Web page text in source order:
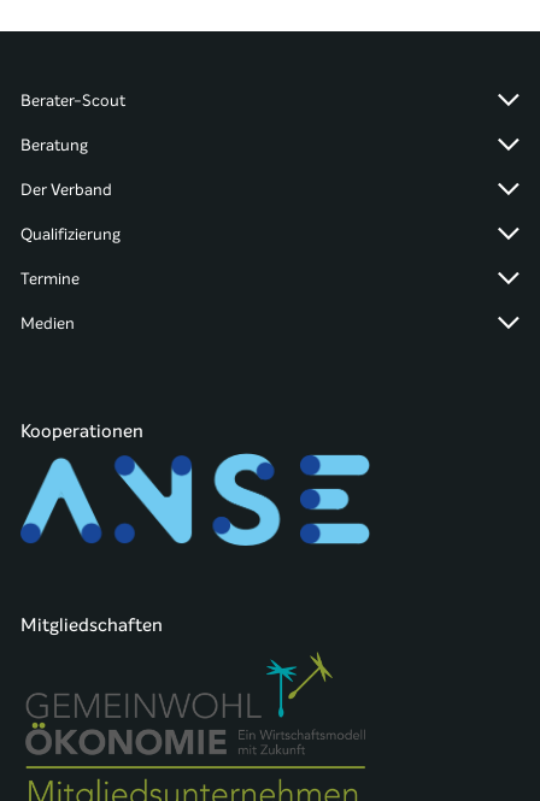
Berater-Scout
Beratung
Der Verband
Qualifizierung
Termine
Medien
Kooperationen
Mitgliedschaften